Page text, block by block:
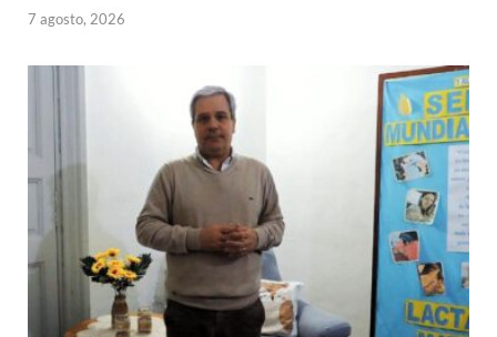
7 agosto, 2026